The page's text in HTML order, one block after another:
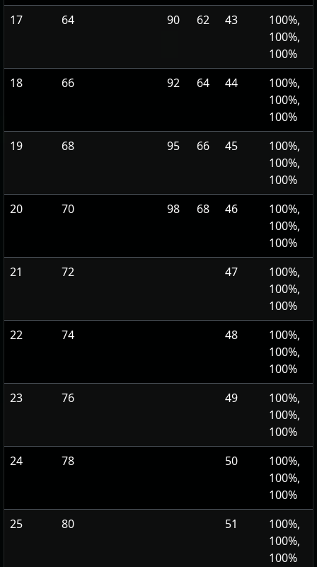
17
64 90 62 43
100%,
100%,
100%
18
66 92 64 44
100%,
100%,
100%
19
68 95 66 45
100%,
100%,
100%
20
70 98 68 46
100%,
100%,
100%
21
72 47
100%,
100%,
100%
22
74 48
100%,
100%,
100%
23
76 49
100%,
100%,
100%
24
78 50
100%,
100%,
100%
25
80 51
100%,
100%,
100%